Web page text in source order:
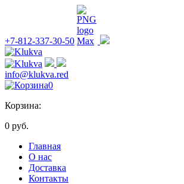
+7-812-337-30-50
info@klukva.red
0
Корзина:
0 руб.
Главная
О нас
Доставка
Контакты